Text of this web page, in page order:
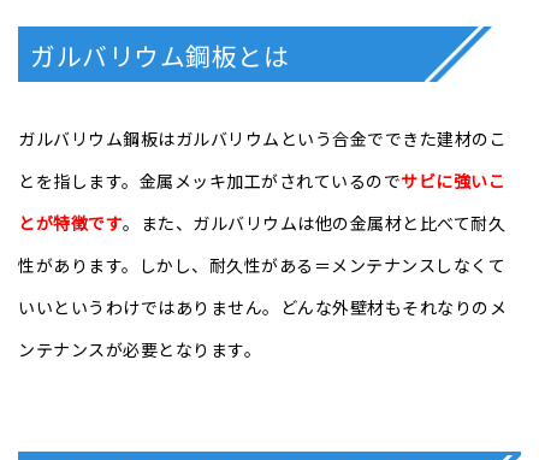
ガルバリウム鋼板とは
ガルバリウム鋼板はガルバリウムという合金でできた建材のこ
とを指します。金属メッキ加工がされているのでサビに強いこ
とが特徴です。また、ガルバリウムは他の金属材と比べて耐久
性があります。しかし、耐久性がある＝メンテナンスしなくて
いいというわけではありません。どんな外壁材もそれなりのメ
ンテナンスが必要となります。